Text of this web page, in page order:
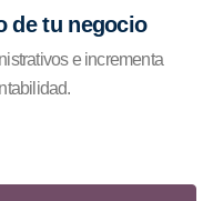
de tu negocio
e incrementa